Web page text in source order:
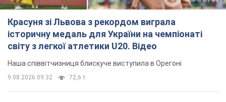
Красуня зі Львова з рекордом виграла
історичну медаль для України на чемпіонаті
світу з легкої атлетики U20. Відео
Наша співвітчизниця блискуче виступила в Орегоні
9.08.2026 09:32 72,6 т.